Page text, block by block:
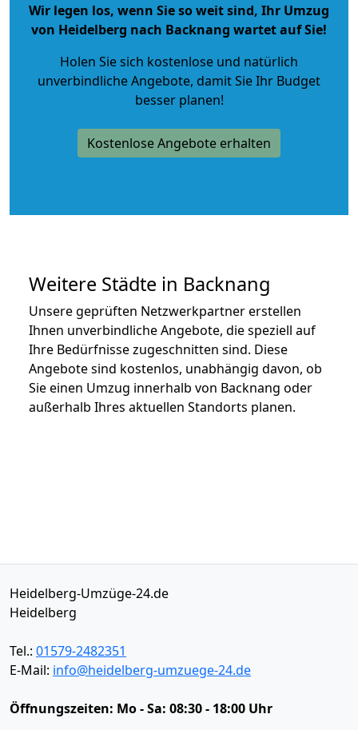
Wir legen los, wenn Sie so weit sind, Ihr Umzug
von Heidelberg nach Backnang wartet auf Sie!
Holen Sie sich kostenlose und natürlich
unverbindliche Angebote, damit Sie Ihr Budget
besser planen!
Kostenlose Angebote erhalten
Weitere Städte in Backnang
Unsere geprüften Netzwerkpartner erstellen
Ihnen unverbindliche Angebote, die speziell auf
Ihre Bedürfnisse zugeschnitten sind. Diese
Angebote sind kostenlos, unabhängig davon, ob
Sie einen Umzug innerhalb von Backnang oder
außerhalb Ihres aktuellen Standorts planen.
Heidelberg-Umzüge-24.de
Heidelberg
Tel.: 01579-2482351
E-Mail: info@heidelberg-umzuege-24.de
Öffnungszeiten: Mo - Sa: 08:30 - 18:00 Uhr